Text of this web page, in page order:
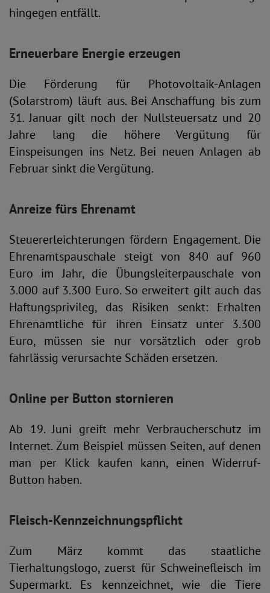
hingegen entfällt.
Erneuerbare Energie erzeugen
Die Förderung für Photovoltaik-Anlagen
(Solarstrom) läuft aus. Bei Anschaffung bis zum
31. Januar gilt noch der Nullsteuersatz und 20
Jahre lang die höhere Vergütung für
Einspeisungen ins Netz. Bei neuen Anlagen ab
Februar sinkt die Vergütung.
Anreize fürs Ehrenamt
Steuererleichterungen fördern Engagement. Die
Ehrenamtspauschale steigt von 840 auf 960
Euro im Jahr, die Übungsleiterpauschale von
3.000 auf 3.300 Euro. So erweitert gilt auch das
Haftungsprivileg, das Risiken senkt: Erhalten
Ehrenamtliche für ihren Einsatz unter 3.300
Euro, müssen sie nur vorsätzlich oder grob
fahrlässig verursachte Schäden ersetzen.
Online per Button stornieren
Ab 19. Juni greift mehr Verbraucherschutz im
Internet. Zum Beispiel müssen Seiten, auf denen
man per Klick kaufen kann, einen Widerruf-
Button haben.
Fleisch-Kennzeichnungspflicht
Zum März kommt das staatliche
Tierhaltungslogo, zuerst für Schweinefleisch im
Supermarkt. Es kennzeichnet, wie die Tiere